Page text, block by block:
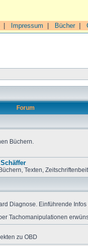
Impressum Bücher|
Forum
Büchern.
Texten,
Diagnose. Einführende
Tachomanipulationen
zu OBD